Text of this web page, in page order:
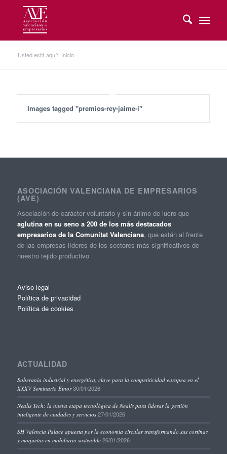
Usted está aquí: Inicio
Images tagged "premios-rey-jaime-i"
ASOCIACIÓN VALENCIANA DE EMPRESARIOS
(AVE)
Asociación de carácter voluntario y sin ánimo de lucro que
aglutina en su seno a 200 de los más destacados
empresarios de la Comunitat Valenciana, que están al frente
de las empresas líderes de los sectores más significativos de
nuestro tejido productivo
Aviso legal
Política de privacidad
Política de cookies
ACTUALIDAD
Soberanía industrial y energética, clave para la competitividad europea en el
XXXV Seminario Étnor 30/01/2026
Nealis Tech: la nueva etapa tecnológica de Nealis para liderar la gestión
inteligente de ciudades y servicios 27/01/2026
SH Valencia Palace apuesta por la economía circular transformando sus cortinas
y moquetas en mobiliario sostenible 26/01/2026